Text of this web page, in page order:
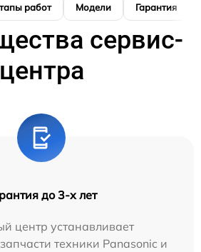
работ Модели Гарантия
сервис-
центра
до 3-х лет
центр устанавливает
техники Panasonic и